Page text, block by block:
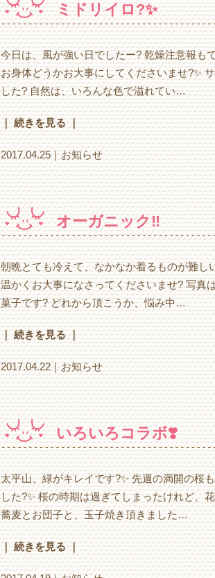
ミドリイロ?✨
今日は、風が強い日でしたー? 乾燥注意報も
お身体どうかお大事にしてくださいませ?✨
した? 自然は、いろんな色で溢れてい…
｜ 続きを見る ｜
2017.04.25｜お知らせ
オーガニック‼️
朝晩とても冷えて、なかなか着るものが難
温かくお大事になさってくださいませ? 写真
菓子です? どれから頂こうか、悩み中…
｜ 続きを見る ｜
2017.04.22｜お知らせ
いろいろコラボ❣️
太平山、緑がキレイです?✨ 先週の満開の桜
した?✨ 桜の時期は過ぎてしまったけれど、
蕎麦とお団子と、玉子焼き頂きました…
｜ 続きを見る ｜